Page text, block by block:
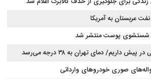
عربستان به آمریکا
شستشوی پوست منتشر شد
صوری خودروهای وارداتی